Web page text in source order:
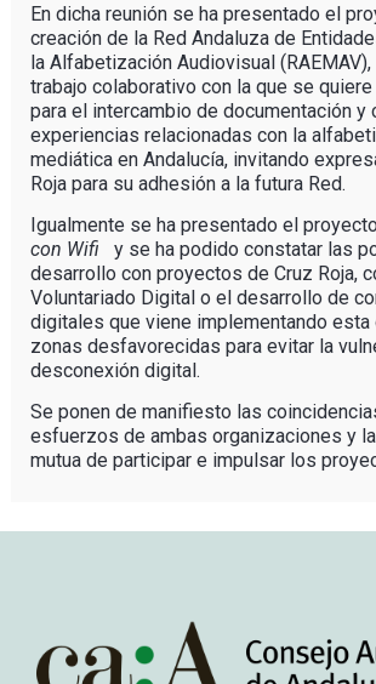
En dicha reunión se ha presentado el
creación de la Red Andaluza de
la Alfabetización Audiovisual
trabajo colaborativo con la que se
para el intercambio de documentación y
experiencias relacionadas con la
mediática en Andalucía, invitando
Roja para su adhesión a la futura Red.
Igualmente se ha presentado el
con Wifi y se ha podido constatar las
desarrollo con proyectos de Cruz Roja,
Voluntariado Digital o el desarrollo de
digitales que viene implementando esta
zonas desfavorecidas para evitar la
desconexión digital.
Se ponen de manifiesto las
esfuerzos de ambas organizaciones y
mutua de participar e impulsar los